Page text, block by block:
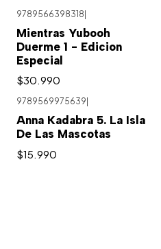
9789566398318
Mientras Yubooh
Duerme 1 - Edicion
Especial
$30.990
9789569975639
Anna Kadabra 5. La Isla
De Las Mascotas
$15.990